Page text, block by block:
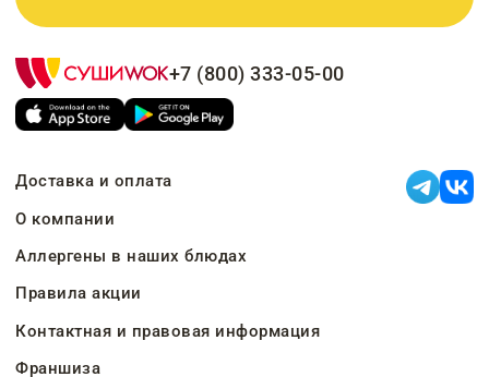
+7 (800) 333-05-00
Доставка и оплата
О компании
Аллергены в наших блюдах
Правила акции
Контактная и правовая информация
Франшиза